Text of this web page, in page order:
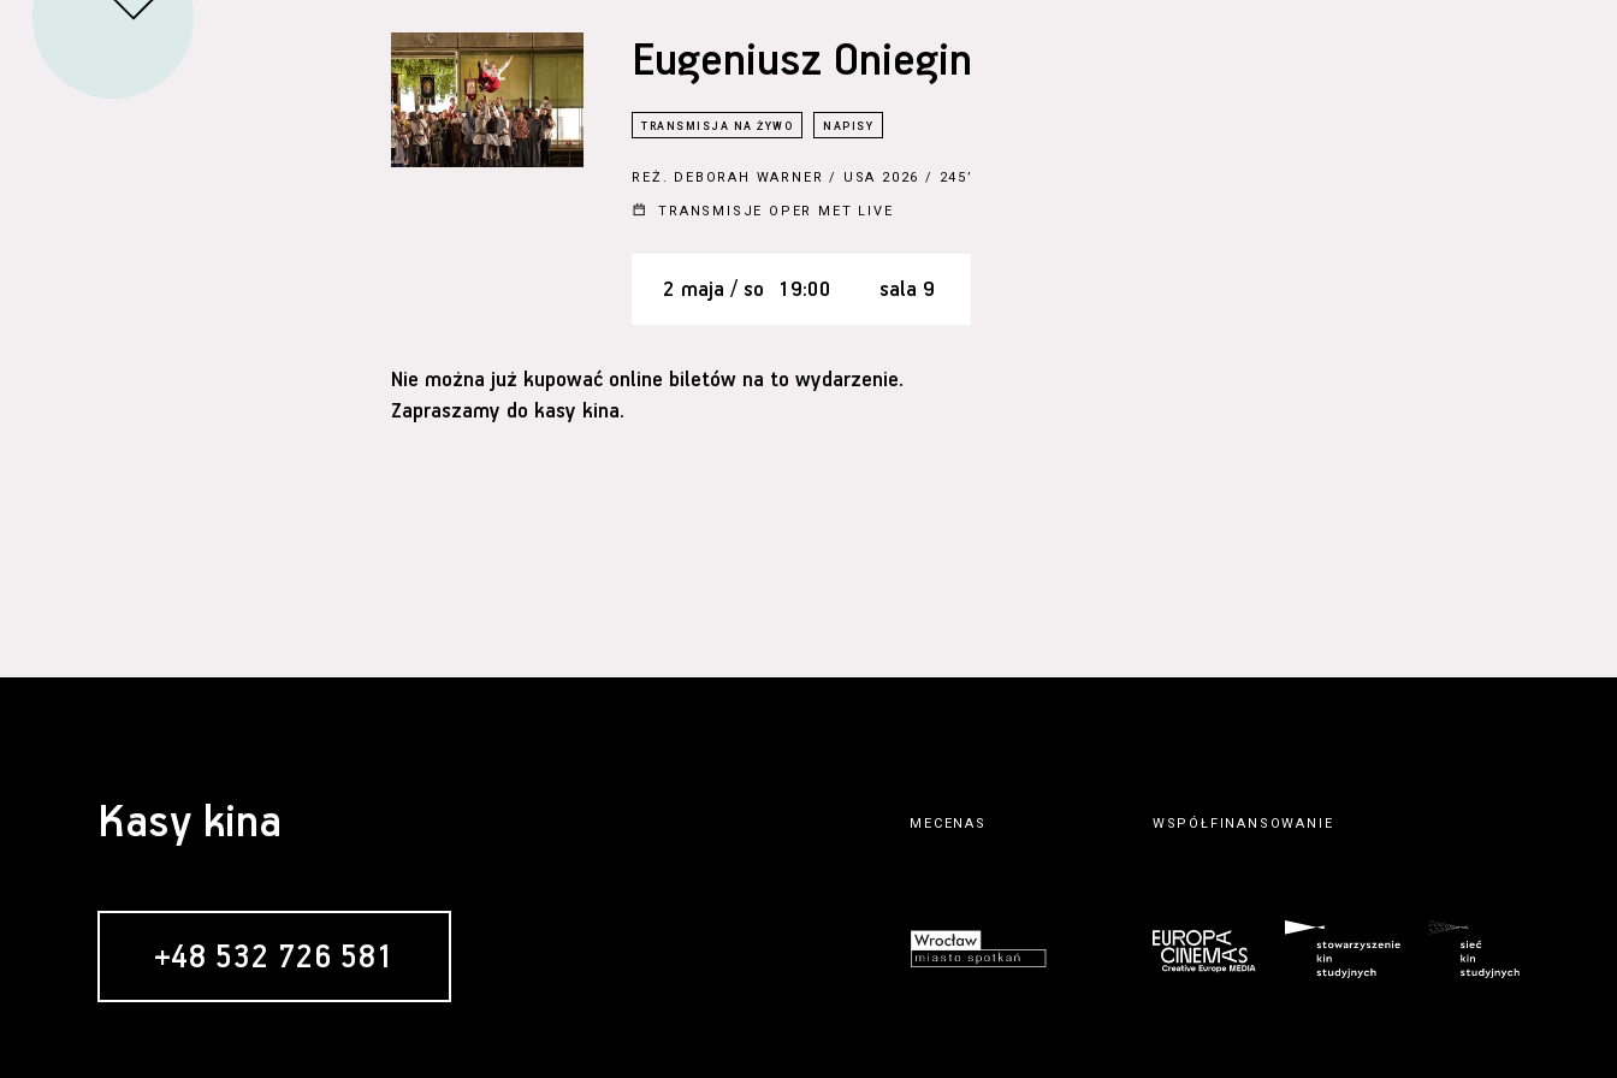
Eugeniusz Oniegin
REŻ. DEBORAH WARNER / USA 2026 / 245’
TRANSMISJE OPER MET LIVE
2 maja / so 19:00 sala 9
Nie można już kupować online biletów na to wydarzenie.
Zapraszamy do kasy kina.
Kasy kina
+48 532 726 581
MECENAS WSPÓŁFINANSOWANIE